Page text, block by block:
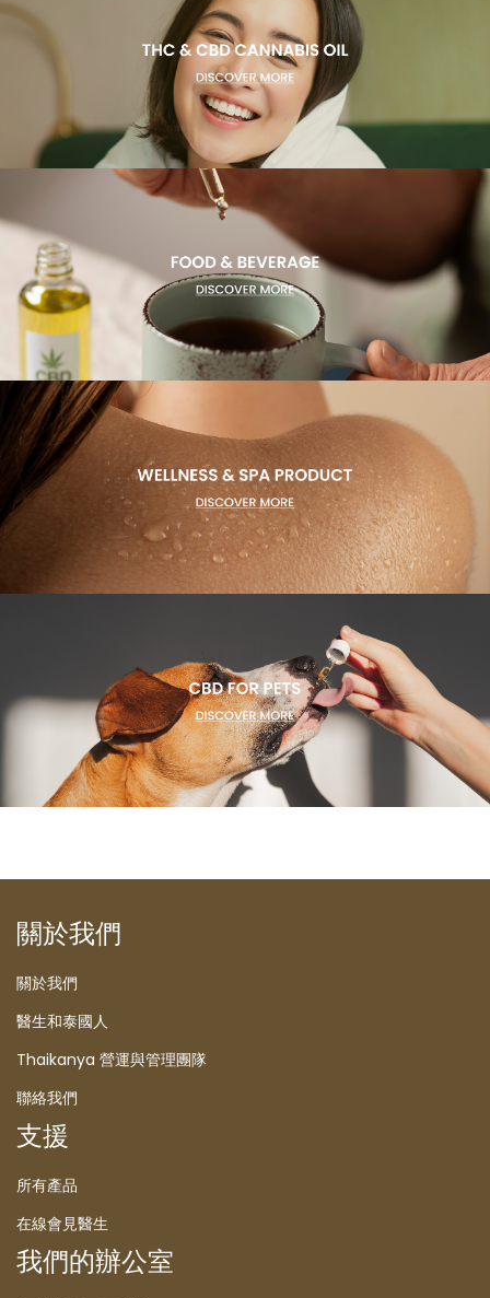
關於我們
關於我們
醫生和泰國人
Thaikanya 營運與管理團隊
聯絡我們
支援
所有產品
在線會見醫生
我們的辦公室